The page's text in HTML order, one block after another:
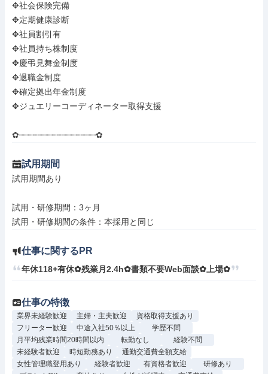
✥社会保険完備
✥定期健康診断
✥社員割引有
✥社員持ち株制度
✥慶弔見舞金制度
✥退職金制度
✥確定拠出年金制度
✥ジュエリーコーディネーター取得支援
✿┈┈┈┈┈┈┈┈┈┈┈┈┈┈┈┈✿
試用期間
試用期間あり
試用・研修期間：3ヶ月
仕事に関するPR
年休118+有休✿残業月2.4h✿書類不要Web面談✿上場✿
仕事の特徴
業界未経験歓迎 主婦・主夫歓迎
資格取得支援あり
フリーター歓迎
中途入社50％以上
学歴不問
月平均残業時間20時間以内
転勤なし
経験不問
未経験者歓迎
時短勤務あり
通勤交通費全額支給
女性管理職登用あり
経験者歓迎 有資格者歓迎
研修あり